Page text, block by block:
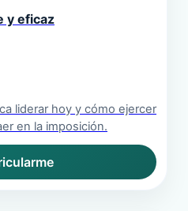
y eficaz
€.
liderar hoy y cómo ejercer
en la imposición.